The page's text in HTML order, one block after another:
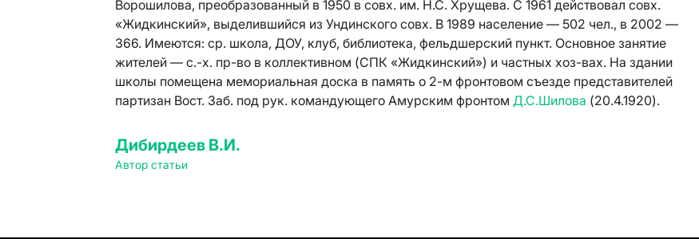
Ворошилова, преобразованный в 1950 в совх. им. Н.С. Хрущева. С 1961 действовал совх.
«Жидкинский», выделившийся из Ундинского совх. В 1989 население — 502 чел., в 2002 —
366. Имеются: ср. школа, ДОУ, клуб, библиотека, фельдшерский пункт. Основное занятие
жителей — с.-х. пр-во в коллективном (СПК «Жидкинский») и частных хоз-вах. На здании
школы помещена мемориальная доска в память о 2-м фронтовом съезде представителей
партизан Вост. Заб. под рук. командующего Амурским фронтом Д.С.Шилова (20.4.1920).
Дибирдеев В.И.
Автор статьи